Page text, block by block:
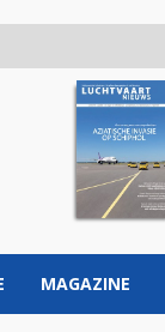
MAGAZINE